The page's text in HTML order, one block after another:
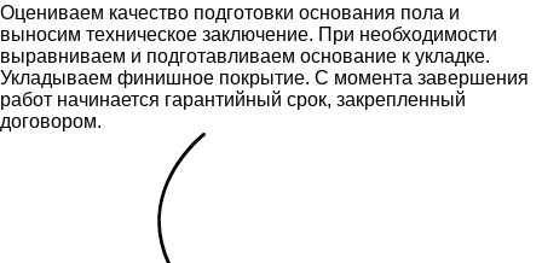
Оцениваем качество подготовки основания пола и
выносим техническое заключение. При необходимости
выравниваем и подготавливаем основание к укладке.
Укладываем финишное покрытие. С момента завершения
работ начинается гарантийный срок, закрепленный
договором.